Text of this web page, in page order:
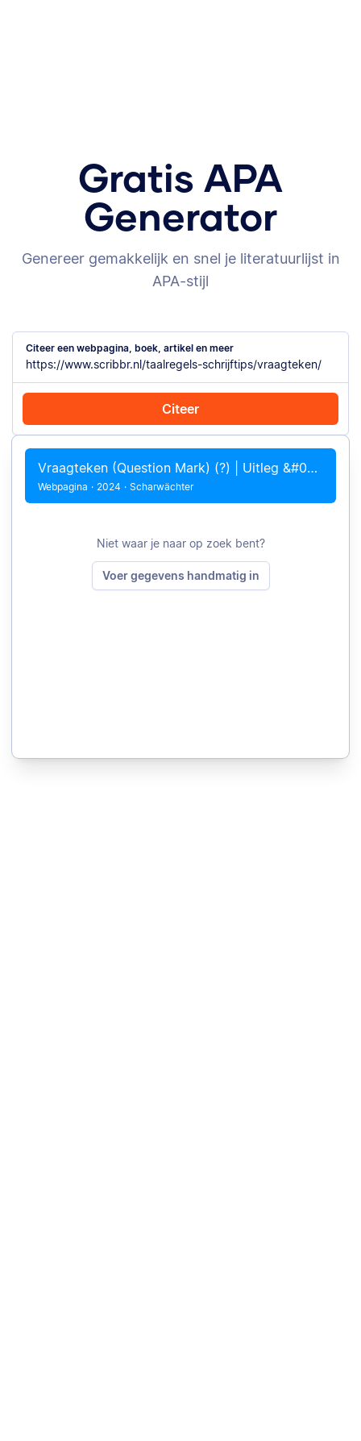
Gratis APA
Generator
Genereer gemakkelijk en snel je literatuurlijst in
APA-stijl
Citeer een webpagina, boek, artikel en meer
Citeer
Citeer met Chrome Citeer handmatig
Vraagteken (Question Mark) (?) | Uitleg &#038; Voorbeelden
Webpagina · 2024 · Scharwächter
Niet waar je naar op zoek bent?
Voer gegevens handmatig in